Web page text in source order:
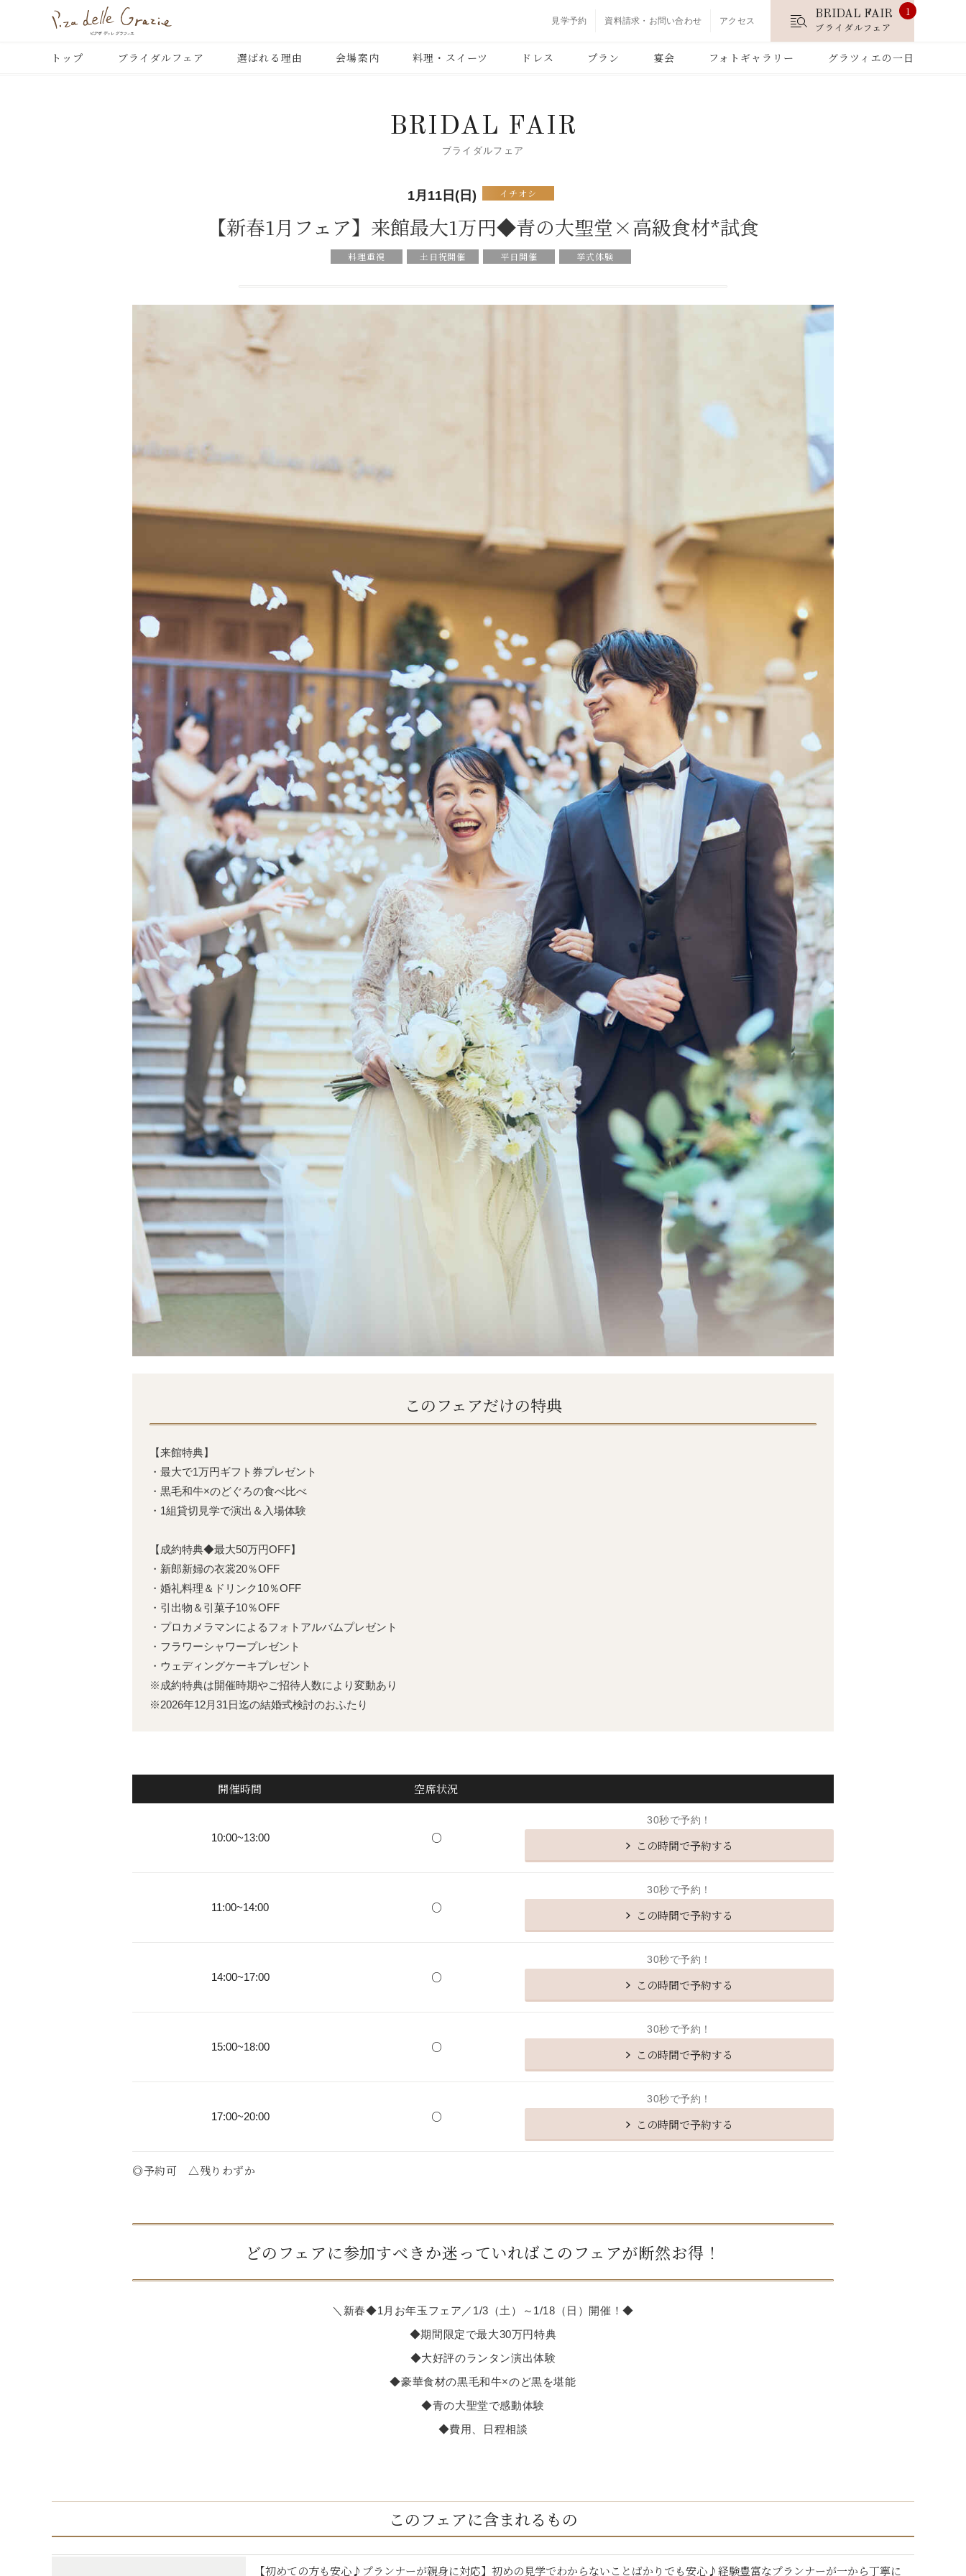
見学予約 資料請求・お問い合わせ アクセス
BRIDAL FAIR
ブライダルフェア
1
トップ ブライダルフェア 選ばれる理由 会場案内 料理・スイーツ ドレス プラン 宴会 フォトギャラリー グラツィエの一日
BRIDAL FAIR
ブライダルフェア
1月11日(日) イチオシ
【新春1月フェア】来館最大1万円◆青の大聖堂×高級食材*試食
料理重視 土日祝開催 平日開催 挙式体験
このフェアだけの特典
【来館特典】
・最大で1万円ギフト券プレゼント
・黒毛和牛×のどぐろの食べ比べ
・1組貸切見学で演出＆入場体験
【成約特典◆最大50万円OFF】
・新郎新婦の衣裳20％OFF
・婚礼料理＆ドリンク10％OFF
・引出物＆引菓子10％OFF
・プロカメラマンによるフォトアルバムプレゼント
・フラワーシャワープレゼント
・ウェディングケーキプレゼント
※成約特典は開催時期やご招待人数により変動あり
※2026年12月31日迄の結婚式検討のおふたり
開催時間 空席状況
10:00~13:00 ○
30秒で予約！
この時間で予約する
11:00~14:00 ○
30秒で予約！
この時間で予約する
14:00~17:00 ○
30秒で予約！
この時間で予約する
15:00~18:00 ○
30秒で予約！
この時間で予約する
17:00~20:00 ○
30秒で予約！
この時間で予約する
◎予約可 △残りわずか
どのフェアに参加すべきか迷っていればこのフェアが断然お得！
＼新春◆1月お年玉フェア／1/3（土）～1/18（日）開催！◆
◆期間限定で最大30万円特典
◆大好評のランタン演出体験
◆豪華食材の黒毛和牛×のど黒を堪能
◆青の大聖堂で感動体験
◆費用、日程相談
このフェアに含まれるもの
【初めての方も安心♪プランナーが親身に対応】初めの見学でわからないことばかりでも安心♪経験豊富なプランナーが一から丁寧に